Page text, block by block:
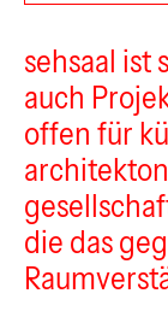
sehsaal ist
auch
offen für
die das